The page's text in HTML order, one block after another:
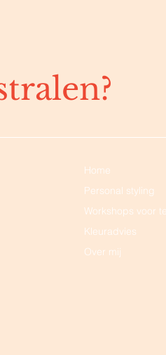
Home
Personal styling
Workshops voor
Kleuradvies
Over mij